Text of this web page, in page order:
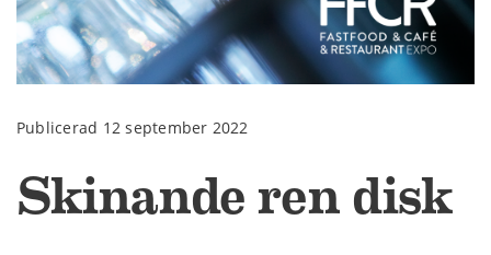
Publicerad 12 september 2022
Skinande ren disk